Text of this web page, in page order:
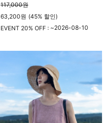
117,000원
63,200원 (45% 할인)
EVENT 20% OFF : ~2026-08-10